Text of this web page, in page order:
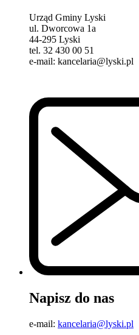
Urząd Gminy Lyski
ul. Dworcowa 1a
44-295 Lyski
tel. 32 430 00 51
e-mail: kancelaria@lyski.pl
Napisz do nas
e-mail: kancelaria@lyski.pl